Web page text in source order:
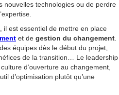
nouvelles technologies ou de perdre
il est essentiel de mettre en place
et de gestion du changement
équipes dès le début du projet,
de la transition… Le leadership
d’ouverture au changement,
d’optimisation plutôt qu’une